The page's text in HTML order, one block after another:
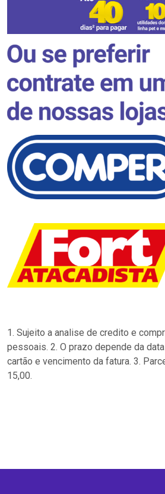
1. Sujeito a analise de credito e
pessoais. 2. O prazo depende da
cartão e vencimento da fatura. 3.
15,00.